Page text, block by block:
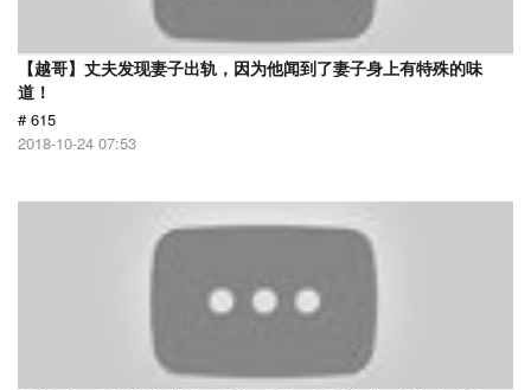
【越哥】丈夫发现妻子出轨，因为他闻到了妻子身上有特殊的味
道！
# 615
2018-10-24 07:53